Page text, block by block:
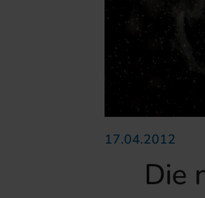
17.04.2012
Die